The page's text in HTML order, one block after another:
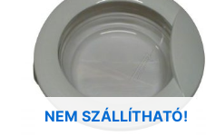
NEM SZÁLLÍTHATÓ!